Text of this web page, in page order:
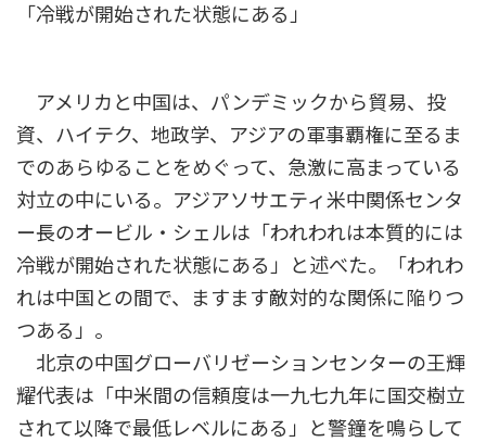
「冷戦が開始された状態にある」
アメリカと中国は、パンデミックから貿易、投
資、ハイテク、地政学、アジアの軍事覇権に至るま
でのあらゆることをめぐって、急激に高まっている
対立の中にいる。アジアソサエティ米中関係センタ
ー長のオービル・シェルは「われわれは本質的には
冷戦が開始された状態にある」と述べた。「われわ
れは中国との間で、ますます敵対的な関係に陥りつ
つある」。
北京の中国グローバリゼーションセンターの王輝
耀代表は「中米間の信頼度は一九七九年に国交樹立
されて以降で最低レベルにある」と警鐘を鳴らして